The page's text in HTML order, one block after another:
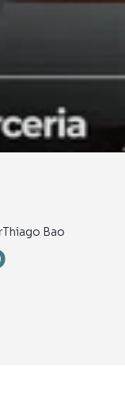
Thiago Bao